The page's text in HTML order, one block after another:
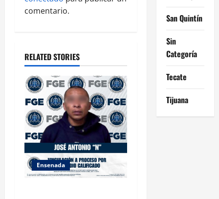
t
o
n
comentario.
RELATED STORIES
Ensenada
San Quintín
Sin
Categoría
Tecate
Tijuana